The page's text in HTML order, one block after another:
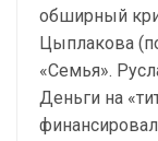
обширный
Цыплакова
«Семья».
Деньги на